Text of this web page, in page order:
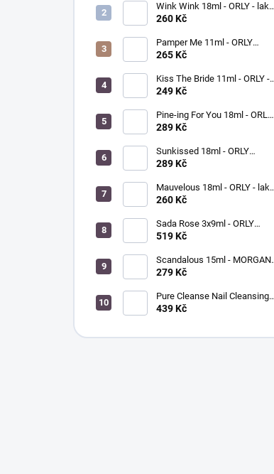
Wink Wink 18ml - ORLY - lak
na nehty
260 Kč
Pamper Me 11ml - ORLY
BREATHABLE - ošetřující lak
265 Kč
Kiss The Bride 11ml - ORLY -
lak na nehty
249 Kč
Pine-ing For You 18ml - ORLY
BREATHABLE - ošetřující
289 Kč
Sunkissed 18ml - ORLY
BREATHABLE - ošetřující
289 Kč
Mauvelous 18ml - ORLY - lak
na nehty
260 Kč
Sada Rose 3x9ml - ORLY
FRENCH MANICURE - sada
519 Kč
Scandalous 15ml - MORGAN
TAYLOR - lak na nehty
279 Kč
Pure Cleanse Nail Cleansing
Spray 120ml - MORGAN
439 Kč